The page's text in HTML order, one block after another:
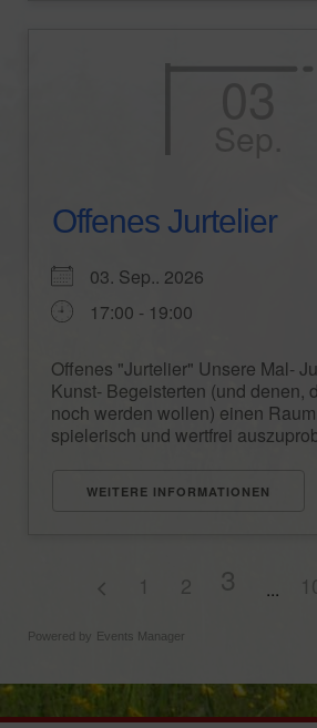
Offenes Jurtelier
03. Sep.. 2026
17:00 - 19:00
Offenes "Jurtelier" Unsere Mal-
Kunst- Begeisterten (und denen,
noch werden wollen) einen
spielerisch und wertfrei
WEITERE INFORMATIONEN
1 2 3
Powered by Events Manager